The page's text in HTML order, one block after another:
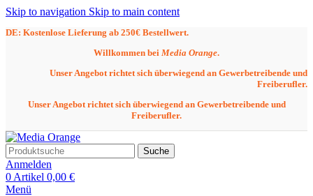
Skip to navigation Skip to main content
DE: Kostenlose Lieferung ab 250€ Bestellwert.
Willkommen bei Media Orange.
Unser Angebot richtet sich überwiegend an Gewerbetreibende und
Freiberufler.
Unser Angebot richtet sich überwiegend an Gewerbetreibende und
Freiberufler.
Suche
Anmelden
0 Artikel 0,00 €
Menü